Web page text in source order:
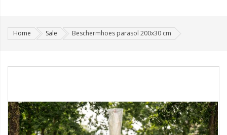
Home Sale Beschermhoes parasol 200x30 cm